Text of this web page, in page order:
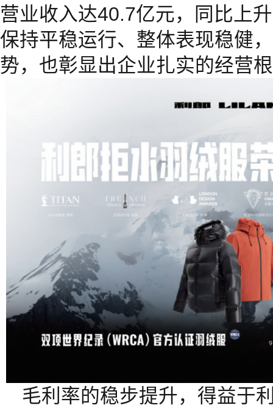
营业收入达40.7亿元，同比上
保持平稳运行、整体表现稳健
势，也彰显出企业扎实的经营
毛利率的稳步提升，得益于